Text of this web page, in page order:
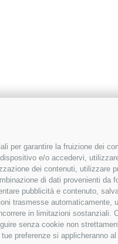
garantire la fruizione dei
e/o accedervi,
dei contenuti, utilizzare
di dati provenienti
pubblicità e contenuto,
trasmesse
in limitazioni
senza cookie non
preferenze si applicheranno